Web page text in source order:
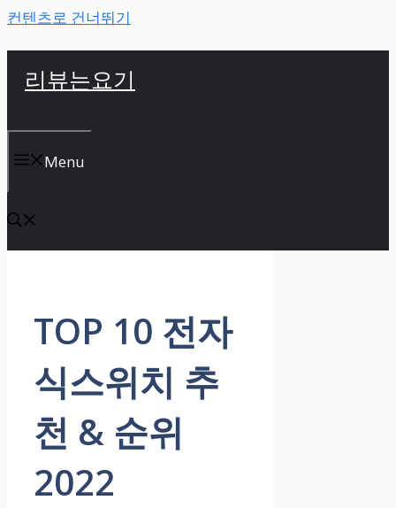
컨텐츠로 건너뛰기
리뷰는요기
Menu
TOP 10 전자
식스위치 추
천 & 순위
2022